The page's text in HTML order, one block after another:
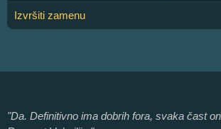
Izvršiti zamenu
"Da. Definitivno ima dobrih fora, svaka čast